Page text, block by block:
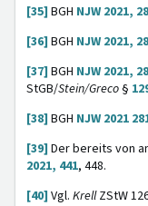
[35] BGH NJW 2021,
[36] BGH NJW 2021,
[37] BGH NJW 2021,
StGB/Stein/Greco§
[38] BGH NJW 2021
[39] Der bereits von
2021, 441, 448.
[40] Vgl. KrellZStW